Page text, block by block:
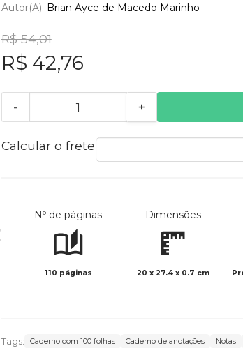
Autor(a): Brian Ayce de Macedo Marinho
R$ 54,01
R$ 42,76
- +
Calcular o frete
Nº de páginas
110 páginas
Dimensões
20 x 27.4 x 0.7 cm
Tags: Caderno com 100 folhas Caderno de anotações Notas